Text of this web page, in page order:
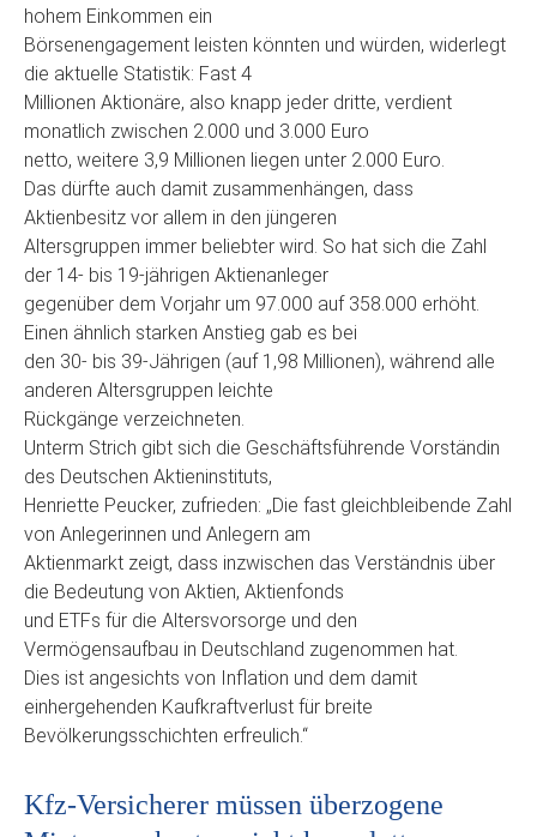
hohem Einkommen ein
Börsenengagement leisten könnten und würden, widerlegt
die aktuelle Statistik: Fast 4
Millionen Aktionäre, also knapp jeder dritte, verdient
monatlich zwischen 2.000 und 3.000 Euro
netto, weitere 3,9 Millionen liegen unter 2.000 Euro.
Das dürfte auch damit zusammenhängen, dass
Aktienbesitz vor allem in den jüngeren
Altersgruppen immer beliebter wird. So hat sich die Zahl
der 14- bis 19-jährigen Aktienanleger
gegenüber dem Vorjahr um 97.000 auf 358.000 erhöht.
Einen ähnlich starken Anstieg gab es bei
den 30- bis 39-Jährigen (auf 1,98 Millionen), während alle
anderen Altersgruppen leichte
Rückgänge verzeichneten.
Unterm Strich gibt sich die Geschäftsführende Vorständin
des Deutschen Aktieninstituts,
Henriette Peucker, zufrieden: „Die fast gleichbleibende Zahl
von Anlegerinnen und Anlegern am
Aktienmarkt zeigt, dass inzwischen das Verständnis über
die Bedeutung von Aktien, Aktienfonds
und ETFs für die Altersvorsorge und den
Vermögensaufbau in Deutschland zugenommen hat.
Dies ist angesichts von Inflation und dem damit
einhergehenden Kaufkraftverlust für breite
Bevölkerungsschichten erfreulich.“
Kfz-Versicherer müssen überzogene